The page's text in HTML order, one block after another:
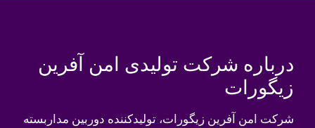
درباره شرکت تولیدی امن آفرین
زیگورات
شرکت امن آفرین زیگورات، تولیدکننده دوربین مداربسته